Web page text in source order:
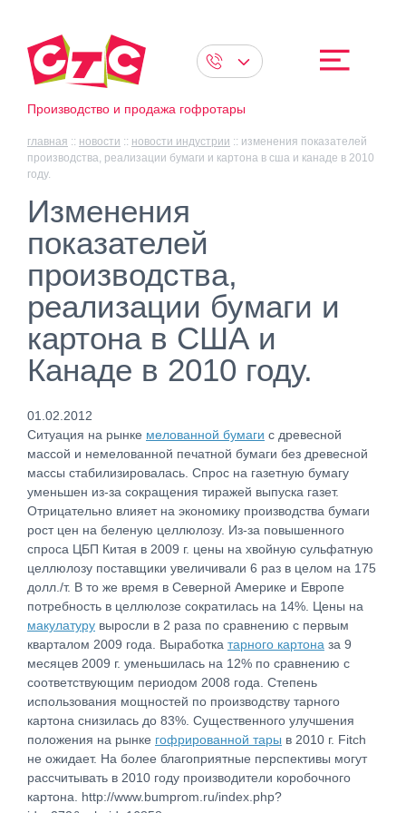
Производство и продажа гофротары
главная :: новости :: новости индустрии :: изменения показателей
производства, реализации бумаги и картона в сша и канаде в 2010
году.
Изменения
показателей
производства,
реализации бумаги и
картона в США и
Канаде в 2010 году.
01.02.2012
Ситуация на рынке мелованной бумаги с древесной
массой и немелованной печатной бумаги без древесной
массы стабилизировалась. Спрос на газетную бумагу
уменьшен из-за сокращения тиражей выпуска газет.
Отрицательно влияет на экономику производства бумаги
рост цен на беленую целлюлозу. Из-за повышенного
спроса ЦБП Китая в 2009 г. цены на хвойную сульфатную
целлюлозу поставщики увеличивали 6 раз в целом на 175
долл./т. В то же время в Северной Америке и Европе
потребность в целлюлозе сократилась на 14%. Цены на
макулатуру выросли в 2 раза по сравнению с первым
кварталом 2009 года. Выработка тарного картона за 9
месяцев 2009 г. уменьшилась на 12% по сравнению с
соответствующим периодом 2008 года. Степень
использования мощностей по производству тарного
картона снизилась до 83%. Существенного улучшения
положения на рынке гофрированной тары в 2010 г. Fitch
не ожидает. На более благоприятные перспективы могут
рассчитывать в 2010 году производители коробочного
картона. http://www.bumprom.ru/index.php?